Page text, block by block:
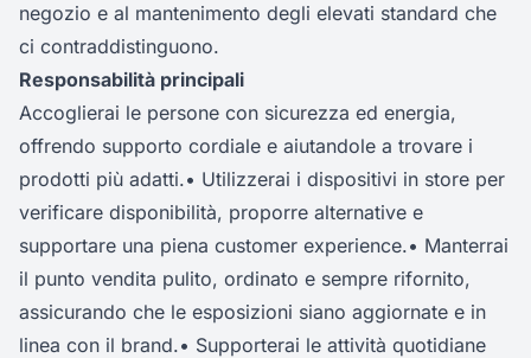
negozio e al mantenimento degli elevati standard che
ci contraddistinguono.
Responsabilità principali
Accoglierai le persone con sicurezza ed energia,
offrendo supporto cordiale e aiutandole a trovare i
prodotti più adatti.• Utilizzerai i dispositivi in store per
verificare disponibilità, proporre alternative e
supportare una piena customer experience.• Manterrai
il punto vendita pulito, ordinato e sempre rifornito,
assicurando che le esposizioni siano aggiornate e in
linea con il brand.• Supporterai le attività quotidiane